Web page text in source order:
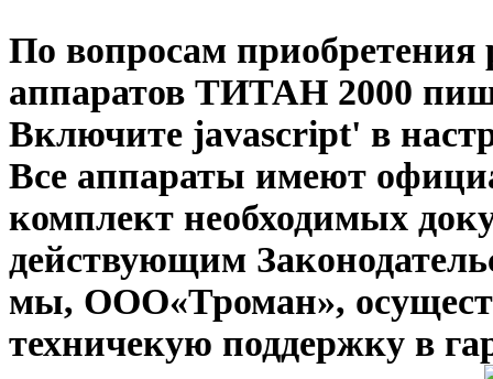
По вопросам
аппаратов ТИТАН 2000
Включите javascript' в
Все аппараты имеют
комплект необходимых
действующим
мы, ООО«Троман»,
техничекую поддержку в